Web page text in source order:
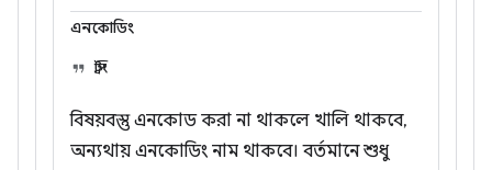
এনকোডিং
স্ট্রিং
বিষয়বস্তু এনকোড করা না থাকলে খালি থাকবে,
অন্যথায় এনকোডিং নাম থাকবে। বর্তমানে শুধু